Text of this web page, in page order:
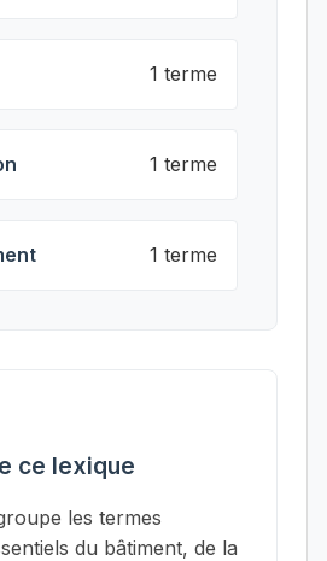
1 terme
1 terme
1 terme
ce lexique
les termes
du bâtiment, de la